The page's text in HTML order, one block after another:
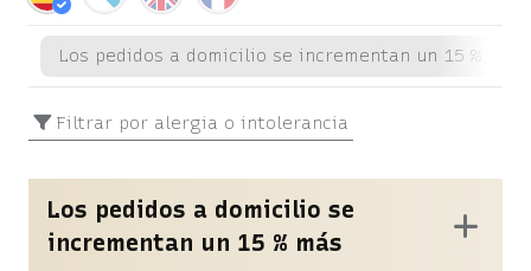
Los pedidos a domicilio se incrementan un 15 % más
Filtrar por alergia o intolerancia
Los pedidos a domicilio se
incrementan un 15 % más